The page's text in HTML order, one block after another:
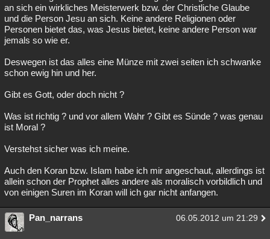
an sich ein wirkliches Meisterwerk bzw. der Christliche Glaube
und die Person Jesu an sich. Keine andere Religionen oder
Personen bietet das, was Jesus bietet, keine andere Person war
jemals so wie er.
Deswegen ist das alles eine Münze mit zwei seiten ich schwanke
schon ewig hin und her.
Gibt es Gott, oder doch nicht ?
Was ist richtig ? und vor allem Wahr ? Gibt es Sünde ? was genau
ist Moral ?
Verstehst sicher was ich meine.
Auch den Koran bzw. Islam habe ich mir angeschaut, allerdings ist
allein schon der Prophet alles andere als moralisch vorbildlich und
von einigen Suren im Koran will ich gar nicht anfangen.
Pan_narrans 06.05.2012 um 21:29